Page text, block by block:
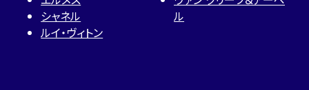
シャネル
ルイ・ヴィトン
ル